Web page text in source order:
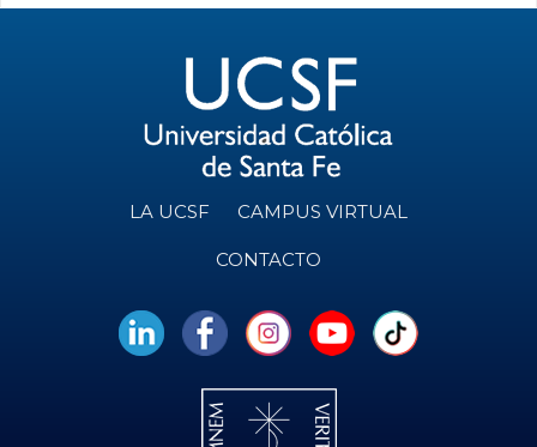
LA UCSF CAMPUS VIRTUAL
CONTACTO